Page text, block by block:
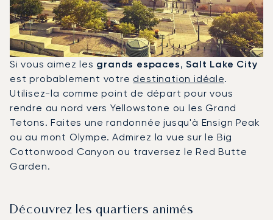
Si vous aimez les grands espaces,Salt Lake City
est probablement votre destination idéale.
Utilisez-la comme point de départ pour vous
rendre au nord vers Yellowstone ou les Grand
Tetons. Faites une randonnée jusqu'à Ensign Peak
ou au mont Olympe. Admirez la vue sur le Big
Cottonwood Canyon ou traversez le Red Butte
Garden.
Découvrez les quartiers animés